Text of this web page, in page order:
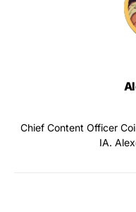
Chief Content Officer
IA.